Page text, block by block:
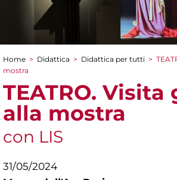
Tu sei qui
Home > Didattica > Didattica per tutti >
mostra
TEATRO. Visita
alla mostra
con LIS
31/05/2024